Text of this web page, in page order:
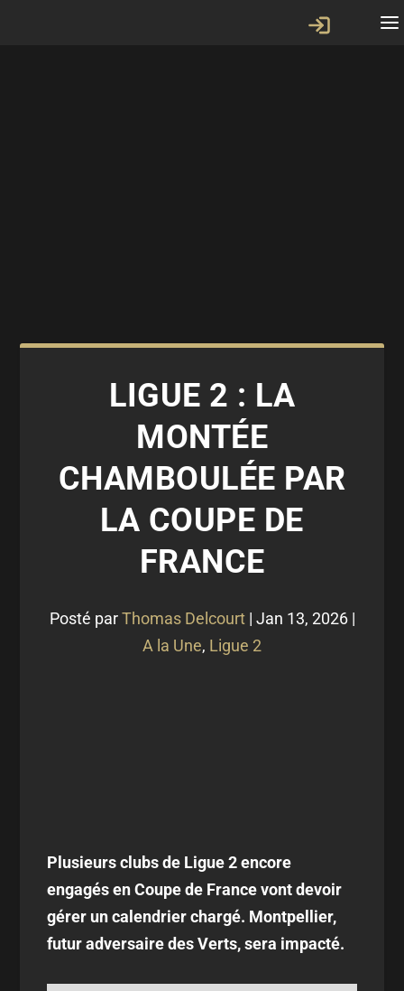
LIGUE 2 : LA
MONTÉE
CHAMBOULÉE PAR
LA COUPE DE
FRANCE
Posté parThomas Delcourt| Jan 13, 2026|
A la Une, Ligue 2
Plusieurs clubs de Ligue 2 encore
engagés en Coupe de France vont devoir
gérer un calendrier chargé. Montpellier,
futur adversaire des Verts, sera impacté.